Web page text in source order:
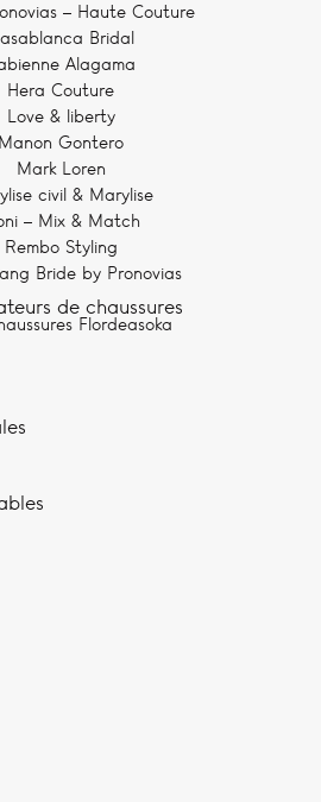
– Haute Couture
Bridal
Alagama
Hera Couture
Love & liberty
Manon Gontero
Mark Loren
civil & Marylise
– Mix & Match
Rembo Styling
Bride by Pronovias
de chaussures
Flordeasoka